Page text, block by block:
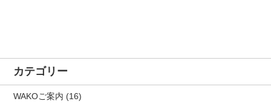
カテゴリー
WAKOご案内 (16)